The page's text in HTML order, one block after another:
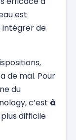
est
intégrer de
de mal. Pour
du
c’est à
difficile